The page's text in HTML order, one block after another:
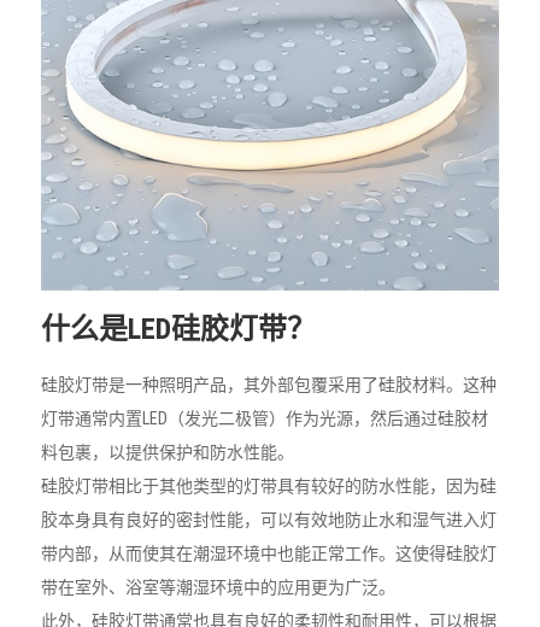
什么是LED硅胶灯带？
硅胶灯带是一种照明产品，其外部包覆采用了硅胶材料。这种
灯带通常内置LED（发光二极管）作为光源，然后通过硅胶材
料包裹，以提供保护和防水性能。
硅胶灯带相比于其他类型的灯带具有较好的防水性能，因为硅
胶本身具有良好的密封性能，可以有效地防止水和湿气进入灯
带内部，从而使其在潮湿环境中也能正常工作。这使得硅胶灯
带在室外、浴室等潮湿环境中的应用更为广泛。
此外，硅胶灯带通常也具有良好的柔韧性和耐用性，可以根据